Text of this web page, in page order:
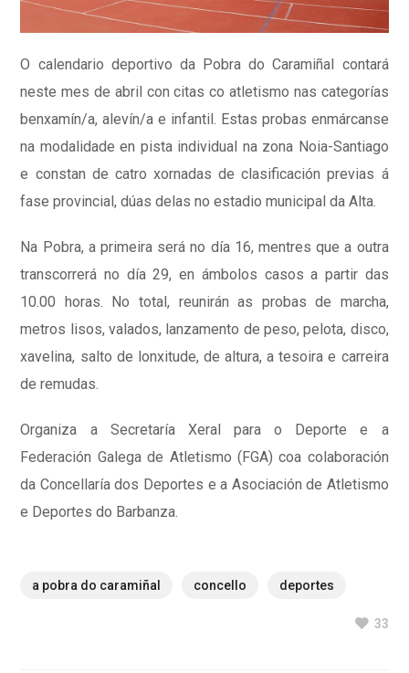
O calendario deportivo da Pobra do Caramiñal contará
neste mes de abril con citas co atletismo nas categorías
benxamín/a, alevín/a e infantil. Estas probas enmárcanse
na modalidade en pista individual na zona Noia-Santiago
e constan de catro xornadas de clasificación previas á
fase provincial, dúas delas no estadio municipal da Alta.
Na Pobra, a primeira será no día 16, mentres que a outra
transcorrerá no día 29, en ámbolos casos a partir das
10.00 horas. No total, reunirán as probas de marcha,
metros lisos, valados, lanzamento de peso, pelota, disco,
xavelina, salto de lonxitude, de altura, a tesoira e carreira
de remudas.
Organiza a Secretaría Xeral para o Deporte e a
Federación Galega de Atletismo (FGA) coa colaboración
da Concellaría dos Deportes e a Asociación de Atletismo
e Deportes do Barbanza.
a pobra do caramiñal concello deportes
33